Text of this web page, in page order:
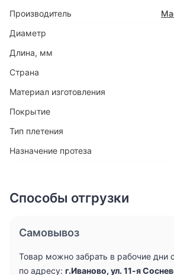
Производитель
Диаметр
Длина, мм
Страна
Материал изготовления
Покрытие
Тип плетения
Назначение протеза
Способы отгрузки
Самовывоз
Товар можно забрать в рабочие дни с
по адресу: г.Иваново, ул. 11-я